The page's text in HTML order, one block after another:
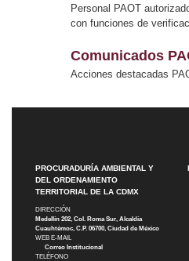
Personal PAOT
con funciones de
Comunicados
Acciones destacadas
PROCURADURÍA AMBIENTAL Y
DEL ORDENAMIENTO
TERRITORIAL DE LA CDMX
DIRECCIÓN
Medellín 202, Col. Roma Sur, Alcaldía
Cuauhtémoc, C.P. 06700, Ciudad de México
WEB E-MAIL
Correo Institucional
TELÉFONO